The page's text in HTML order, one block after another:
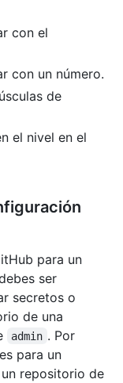
con el
con un número.
de
el nivel en el
para un
ser
secretos o
de una
admin . Por
para un
repositorio de